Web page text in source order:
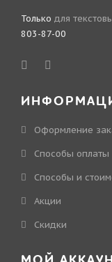
Только для
803-87-00
Оформление
Способы оплаты
Способы и
Акции
Скидки